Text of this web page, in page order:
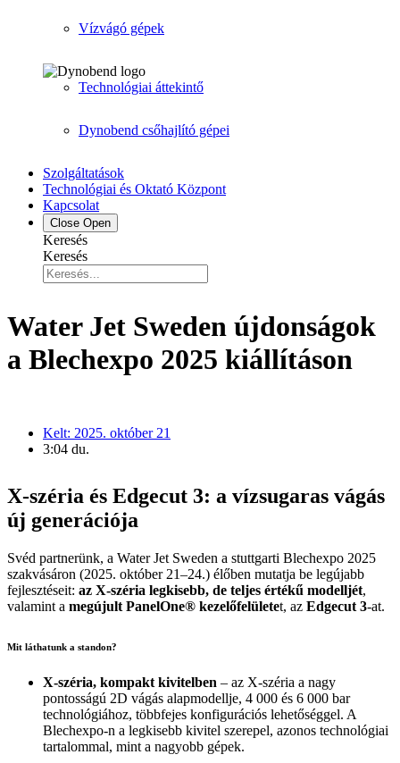
Vízvágó gépek
Technológiai áttekintő
Dynobend csőhajlító gépei
Szolgáltatások
Technológiai és Oktató Központ
Kapcsolat
Close Open
Keresés
Keresés
Water Jet Sweden újdonságok
a Blechexpo 2025 kiállításon
Kelt: 2025. október 21
3:04 du.
X-széria és Edgecut 3: a vízsugaras vágás
új generációja
Svéd partnerünk, a Water Jet Sweden a stuttgarti Blechexpo 2025
szakvásáron (2025. október 21–24.) élőben mutatja be legújabb
fejlesztéseit: az X-széria legkisebb, de teljes értékű modelljét,
valamint a megújult PanelOne® kezelőfelületet, az Edgecut 3-at.
Mit láthatunk a standon?
X-széria, kompakt kivitelben – az X-széria a nagy
pontosságú 2D vágás alapmodellje, 4 000 és 6 000 bar
technológiához, többfejes konfigurációs lehetőséggel. A
Blechexpo-n a legkisebb kivitel szerepel, azonos technológiai
tartalommal, mint a nagyobb gépek.